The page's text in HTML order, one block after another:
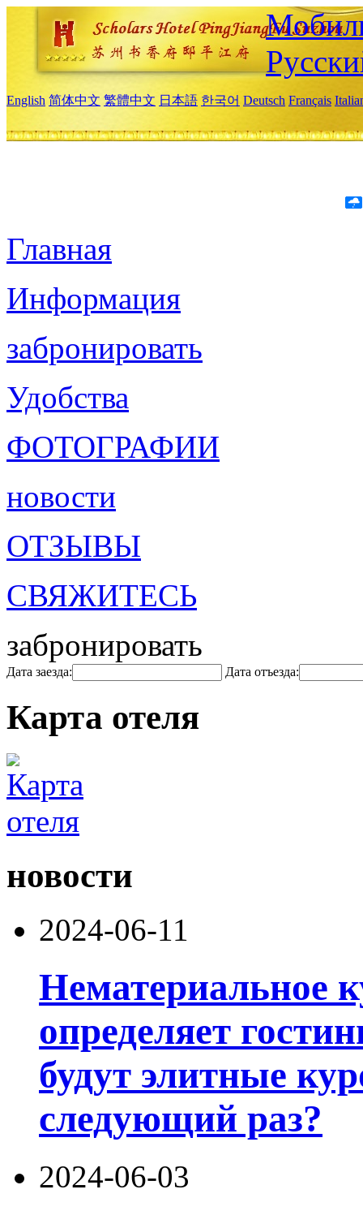
English 简体中文 繁體中文 日本語 한국어 Deutsch Français
Главная
Информация
забронировать
Удобства
ФОТОГРАФИИ
новости
ОТЗЫВЫ
СВЯЖИТЕСЬ
забронировать
Дата заезда: Дата отъезда:
Карта отеля
новости
2024-06-11
Нематериальное
определяет
будут элитные
следующий раз?
2024-06-03